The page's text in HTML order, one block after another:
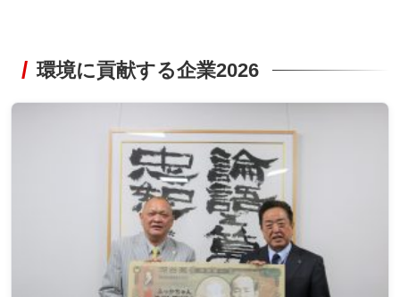
環境に貢献する企業2026